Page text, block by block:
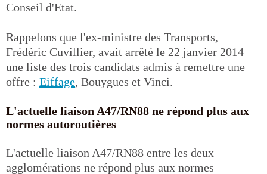
Conseil d'Etat.
Rappelons que l'ex-ministre des Transports,
Frédéric Cuvillier, avait arrêté le 22 janvier 2014
une liste des trois candidats admis à remettre une
offre : Eiffage, Bouygues et Vinci.
L'actuelle liaison A47/RN88 ne répond plus aux
normes autoroutières
L'actuelle liaison A47/RN88 entre les deux
agglomérations ne répond plus aux normes